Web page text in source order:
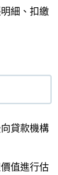
明細、扣繳
貸款機構
值進行估